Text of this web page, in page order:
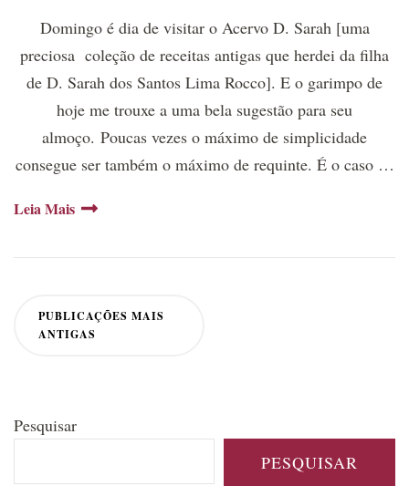
Domingo é dia de visitar o Acervo D. Sarah [uma
preciosa coleção de receitas antigas que herdei da filha
de D. Sarah dos Santos Lima Rocco]. E o garimpo de
hoje me trouxe a uma bela sugestão para seu
almoço. Poucas vezes o máximo de simplicidade
consegue ser também o máximo de requinte. É o caso …
Leia Mais
Navegação
por
PUBLICAÇÕES MAIS
ANTIGAS
Pesquisar
PESQUISAR